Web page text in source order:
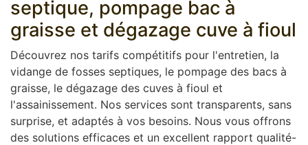
septique, pompage bac à
graisse et dégazage cuve à fioul
Découvrez nos tarifs compétitifs pour l'entretien, la
vidange de fosses septiques, le pompage des bacs à
graisse, le dégazage des cuves à fioul et
l'assainissement. Nos services sont transparents, sans
surprise, et adaptés à vos besoins. Nous vous offrons
des solutions efficaces et un excellent rapport qualité-